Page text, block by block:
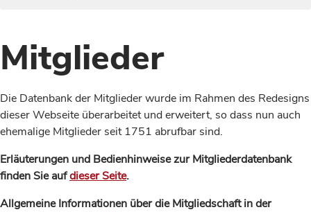
Mitglieder
Die Datenbank der Mitglieder wurde im Rahmen des Redesigns
dieser Webseite überarbeitet und erweitert, so dass nun auch
ehemalige Mitglieder seit 1751 abrufbar sind.
Erläuterungen und Bedienhinweise zur Mitgliederdatenbank
finden Sie aufdieser Seite.
Allgemeine Informationen über die Mitgliedschaft in der